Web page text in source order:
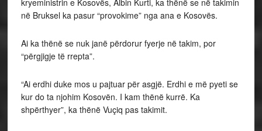
kryeministrin e Kosovës, Albin Kurti, ka thënë se në takimin
në Bruksel ka pasur “provokime” nga ana e Kosovës.
Ai ka thënë se nuk janë përdorur fyerje në takim, por
“përgjigje të rrepta”.
“Ai erdhi duke mos u pajtuar për asgjë. Erdhi e më pyeti se
kur do ta njohim Kosovën. I kam thënë kurrë. Ka
shpërthyer”, ka thënë Vuçiq pas takimit.